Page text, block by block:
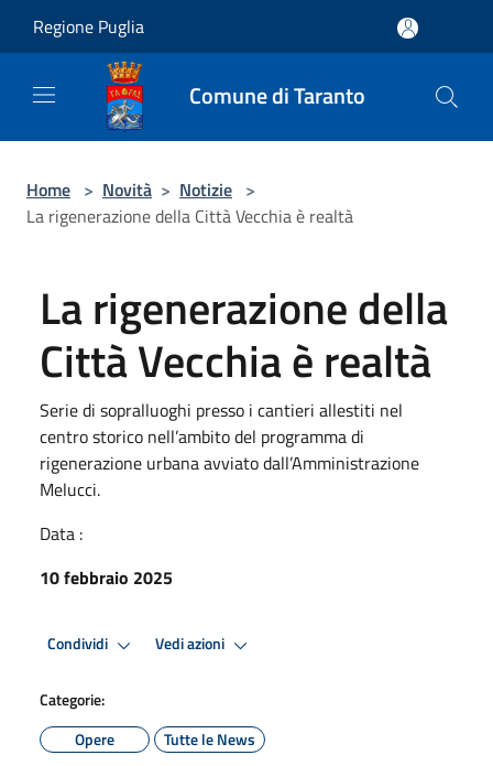
Regione Puglia
Comune di Taranto
Home > Novità > Notizie >
La rigenerazione della Città Vecchia è realtà
La rigenerazione della
Città Vecchia è realtà
Serie di sopralluoghi presso i cantieri allestiti nel
centro storico nell’ambito del programma di
rigenerazione urbana avviato dall’Amministrazione
Melucci.
Data :
10 febbraio 2025
Condividi Vedi azioni
Categorie:
Opere
Tutte le News